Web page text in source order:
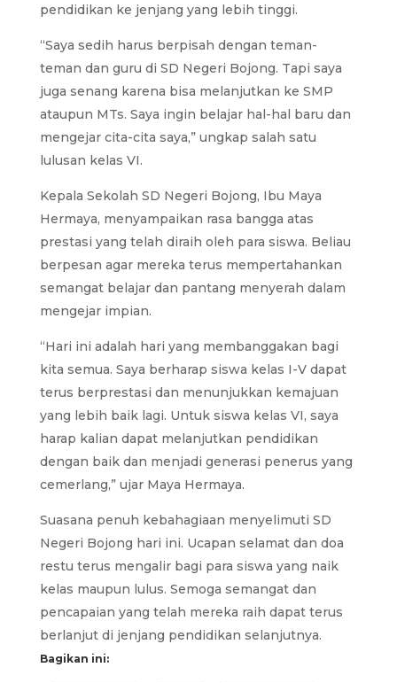
pendidikan ke jenjang yang lebih tinggi.
“Saya sedih harus berpisah dengan teman-
teman dan guru di SD Negeri Bojong. Tapi saya
juga senang karena bisa melanjutkan ke SMP
ataupun MTs. Saya ingin belajar hal-hal baru dan
mengejar cita-cita saya,” ungkap salah satu
lulusan kelas VI.
Kepala Sekolah SD Negeri Bojong, Ibu Maya
Hermaya, menyampaikan rasa bangga atas
prestasi yang telah diraih oleh para siswa. Beliau
berpesan agar mereka terus mempertahankan
semangat belajar dan pantang menyerah dalam
mengejar impian.
“Hari ini adalah hari yang membanggakan bagi
kita semua. Saya berharap siswa kelas I-V dapat
terus berprestasi dan menunjukkan kemajuan
yang lebih baik lagi. Untuk siswa kelas VI, saya
harap kalian dapat melanjutkan pendidikan
dengan baik dan menjadi generasi penerus yang
cemerlang,” ujar Maya Hermaya.
Suasana penuh kebahagiaan menyelimuti SD
Negeri Bojong hari ini. Ucapan selamat dan doa
restu terus mengalir bagi para siswa yang naik
kelas maupun lulus. Semoga semangat dan
pencapaian yang telah mereka raih dapat terus
berlanjut di jenjang pendidikan selanjutnya.
Bagikan ini: